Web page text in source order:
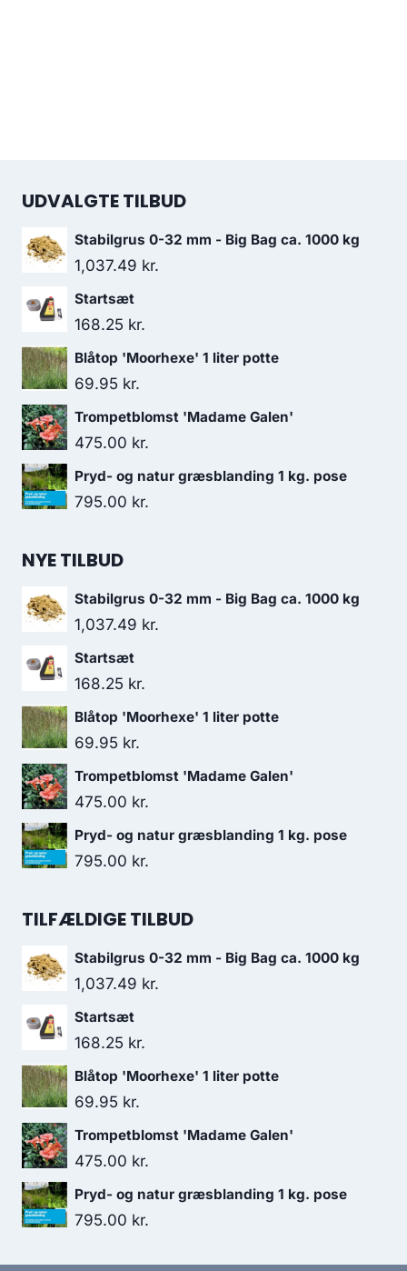
UDVALGTE TILBUD
Stabilgrus 0-32 mm - Big Bag ca. 1000 kg
1,037.49 kr.
Startsæt
168.25 kr.
Blåtop 'Moorhexe' 1 liter potte
69.95 kr.
Trompetblomst 'Madame Galen'
475.00 kr.
Pryd- og natur græsblanding 1 kg. pose
795.00 kr.
NYE TILBUD
Stabilgrus 0-32 mm - Big Bag ca. 1000 kg
1,037.49 kr.
Startsæt
168.25 kr.
Blåtop 'Moorhexe' 1 liter potte
69.95 kr.
Trompetblomst 'Madame Galen'
475.00 kr.
Pryd- og natur græsblanding 1 kg. pose
795.00 kr.
TILFÆLDIGE TILBUD
Stabilgrus 0-32 mm - Big Bag ca. 1000 kg
1,037.49 kr.
Startsæt
168.25 kr.
Blåtop 'Moorhexe' 1 liter potte
69.95 kr.
Trompetblomst 'Madame Galen'
475.00 kr.
Pryd- og natur græsblanding 1 kg. pose
795.00 kr.